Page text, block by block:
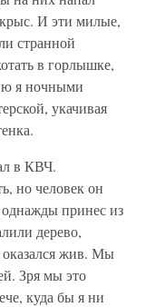
И эти милые,
странной
в горлышке,
я ночными
укачивая
в КВЧ.
но человек он
принес из
дерево,
оказался жив. Мы
Зря мы это
куда бы я ни